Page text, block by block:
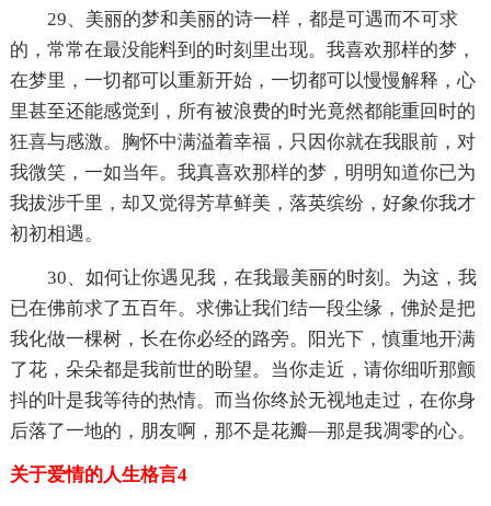
29、美丽的梦和美丽的诗一样，都是可遇而不可求
的，常常在最没能料到的时刻里出现。我喜欢那样的梦，
在梦里，一切都可以重新开始，一切都可以慢慢解释，心
里甚至还能感觉到，所有被浪费的时光竟然都能重回时的
狂喜与感激。胸怀中满溢着幸福，只因你就在我眼前，对
我微笑，一如当年。我真喜欢那样的梦，明明知道你已为
我拔涉千里，却又觉得芳草鲜美，落英缤纷，好象你我才
初初相遇。
30、如何让你遇见我，在我最美丽的时刻。为这，我
已在佛前求了五百年。求佛让我们结一段尘缘，佛於是把
我化做一棵树，长在你必经的路旁。阳光下，慎重地开满
了花，朵朵都是我前世的盼望。当你走近，请你细听那颤
抖的叶是我等待的热情。而当你终於无视地走过，在你身
后落了一地的，朋友啊，那不是花瓣—那是我凋零的心。
关于爱情的人生格言4